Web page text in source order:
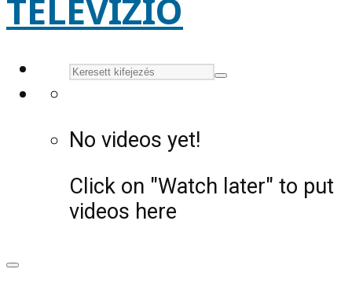
No videos yet!
Click on "Watch later" to put
videos here